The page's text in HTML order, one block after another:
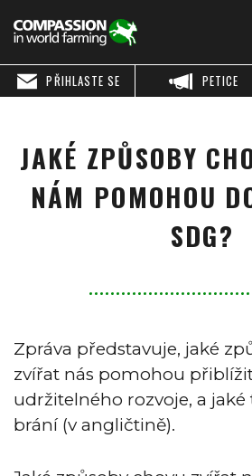
PETICE
PŘIHLASTE SE
JAKÉ ZPŮSOBY
NÁM POMOHOU
SDG?
Zpráva představuje, jaké
zvířat nás pomohou
udržitelného rozvoje, a
brání (v angličtině).